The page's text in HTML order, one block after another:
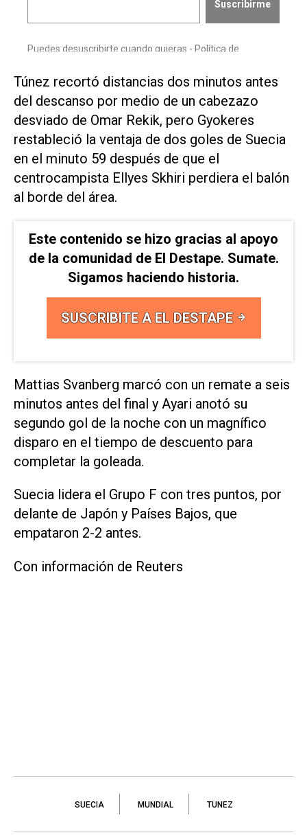
Túnez recortó distancias ​dos ‌minutos antes
del descanso por medio de un cabezazo
desviado de Omar Rekik, pero Gyokeres
restableció la ventaja ⁠de dos goles de Suecia
en el minuto 59 después de que el
centrocampista Ellyes Skhiri perdiera el balón
al borde del área.
Este contenido se hizo gracias al apoyo
de la comunidad de El Destape. Sumate.
Sigamos haciendo historia.
SUSCRIBITE A EL DESTAPE
Mattias Svanberg marcó con un remate ‌a seis
minutos antes del final y Ayari anotó su
segundo gol de la noche con un magnífico
disparo en el tiempo ‌de descuento para
completar la goleada.
Suecia lidera el Grupo F con tres ‌puntos, por
⁠delante de Japón y Países Bajos, que
empataron ​2-2 antes.
Con información de Reuters
SUECIA MUNDIAL TUNEZ